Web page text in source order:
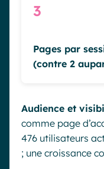
3
Pages par
(contre 2
Audience et
comme page
476 utilisateurs
; une croissance